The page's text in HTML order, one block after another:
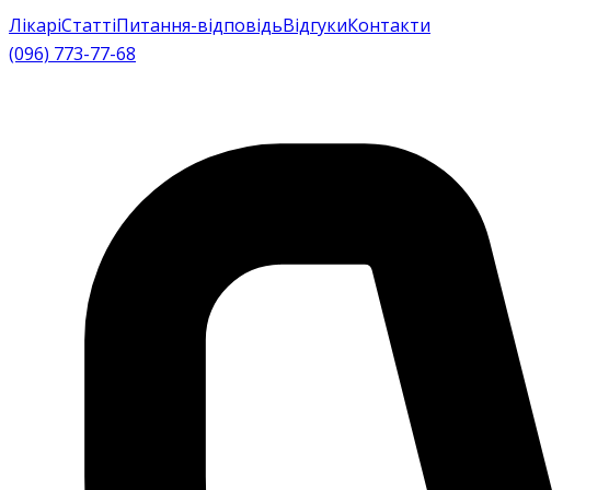
ЛікаріСтаттіПитання-відповідьВідгукиКонтакти
(096) 773-77-68